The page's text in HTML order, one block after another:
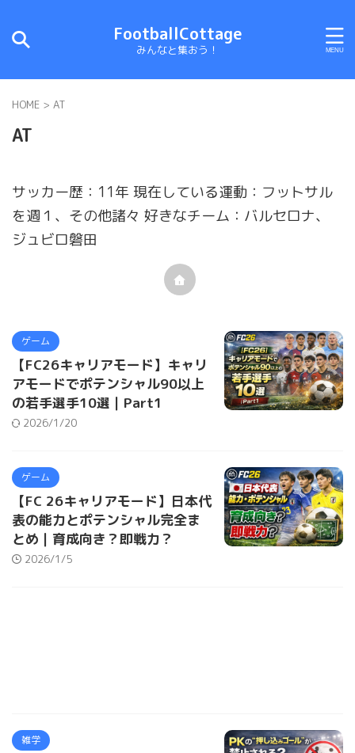
FootballCottage
みんなと集おう！
HOME > AT
AT
サッカー歴：11年 現在している運動：フットサル
を週１、その他諸々 好きなチーム：バルセロナ、
ジュビロ磐田
ゲーム
【FC26キャリアモード】キャリ
アモードでポテンシャル90以上
の若手選手10選｜Part1
2026/1/20
ゲーム
【FC 26キャリアモード】日本代
表の能力とポテンシャル完全ま
とめ｜育成向き？即戦力？
2026/1/5
雑学